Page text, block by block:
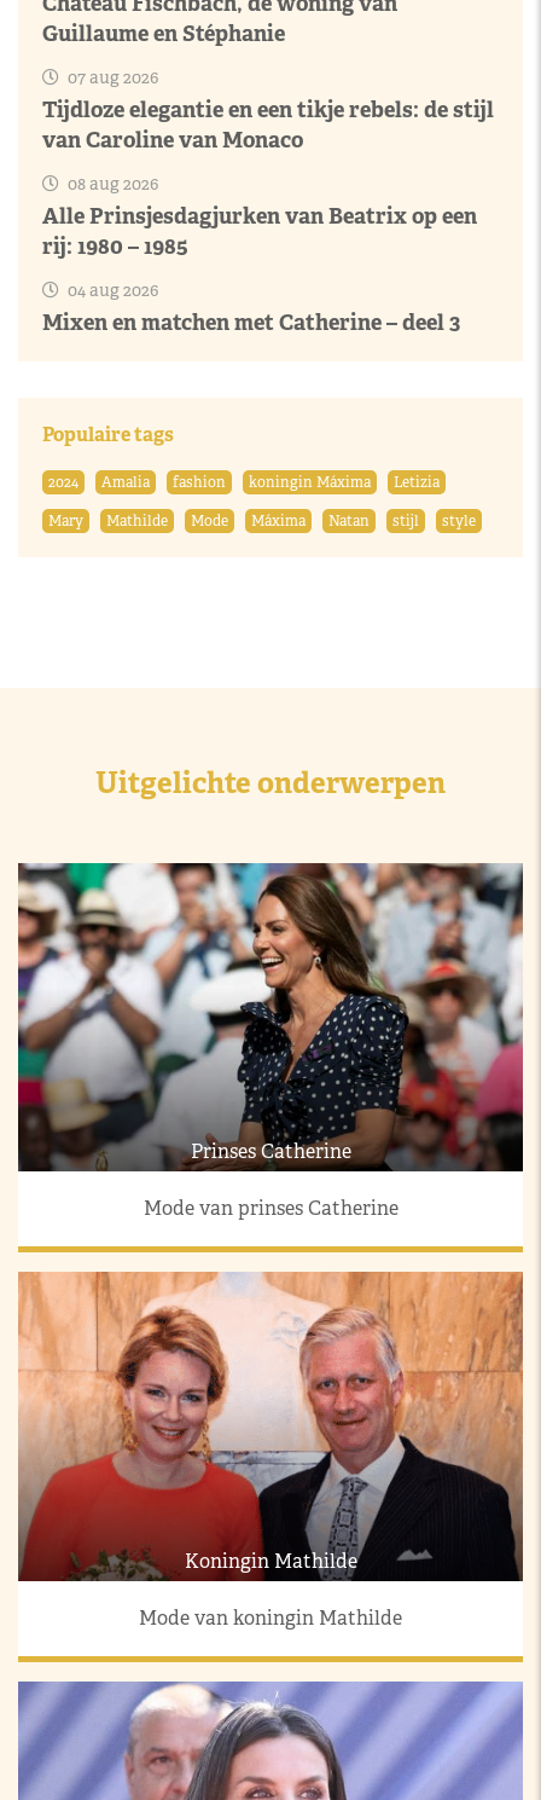
Guillaume en Stéphanie
07 aug 2026
Tijdloze elegantie en een tikje rebels: de stijl
van Caroline van Monaco
08 aug 2026
Alle Prinsjesdagjurken van Beatrix op een
rij: 1980 – 1985
04 aug 2026
Mixen en matchen met Catherine – deel 3
Populaire tags
2024 Amalia fashion koningin Máxima
Letizia
Mary
Mathilde Mode Máxima Natan stijl style
Uitgelichte onderwerpen
Prinses Catherine
Mode van prinses Catherine
Koningin Mathilde
Mode van koningin Mathilde